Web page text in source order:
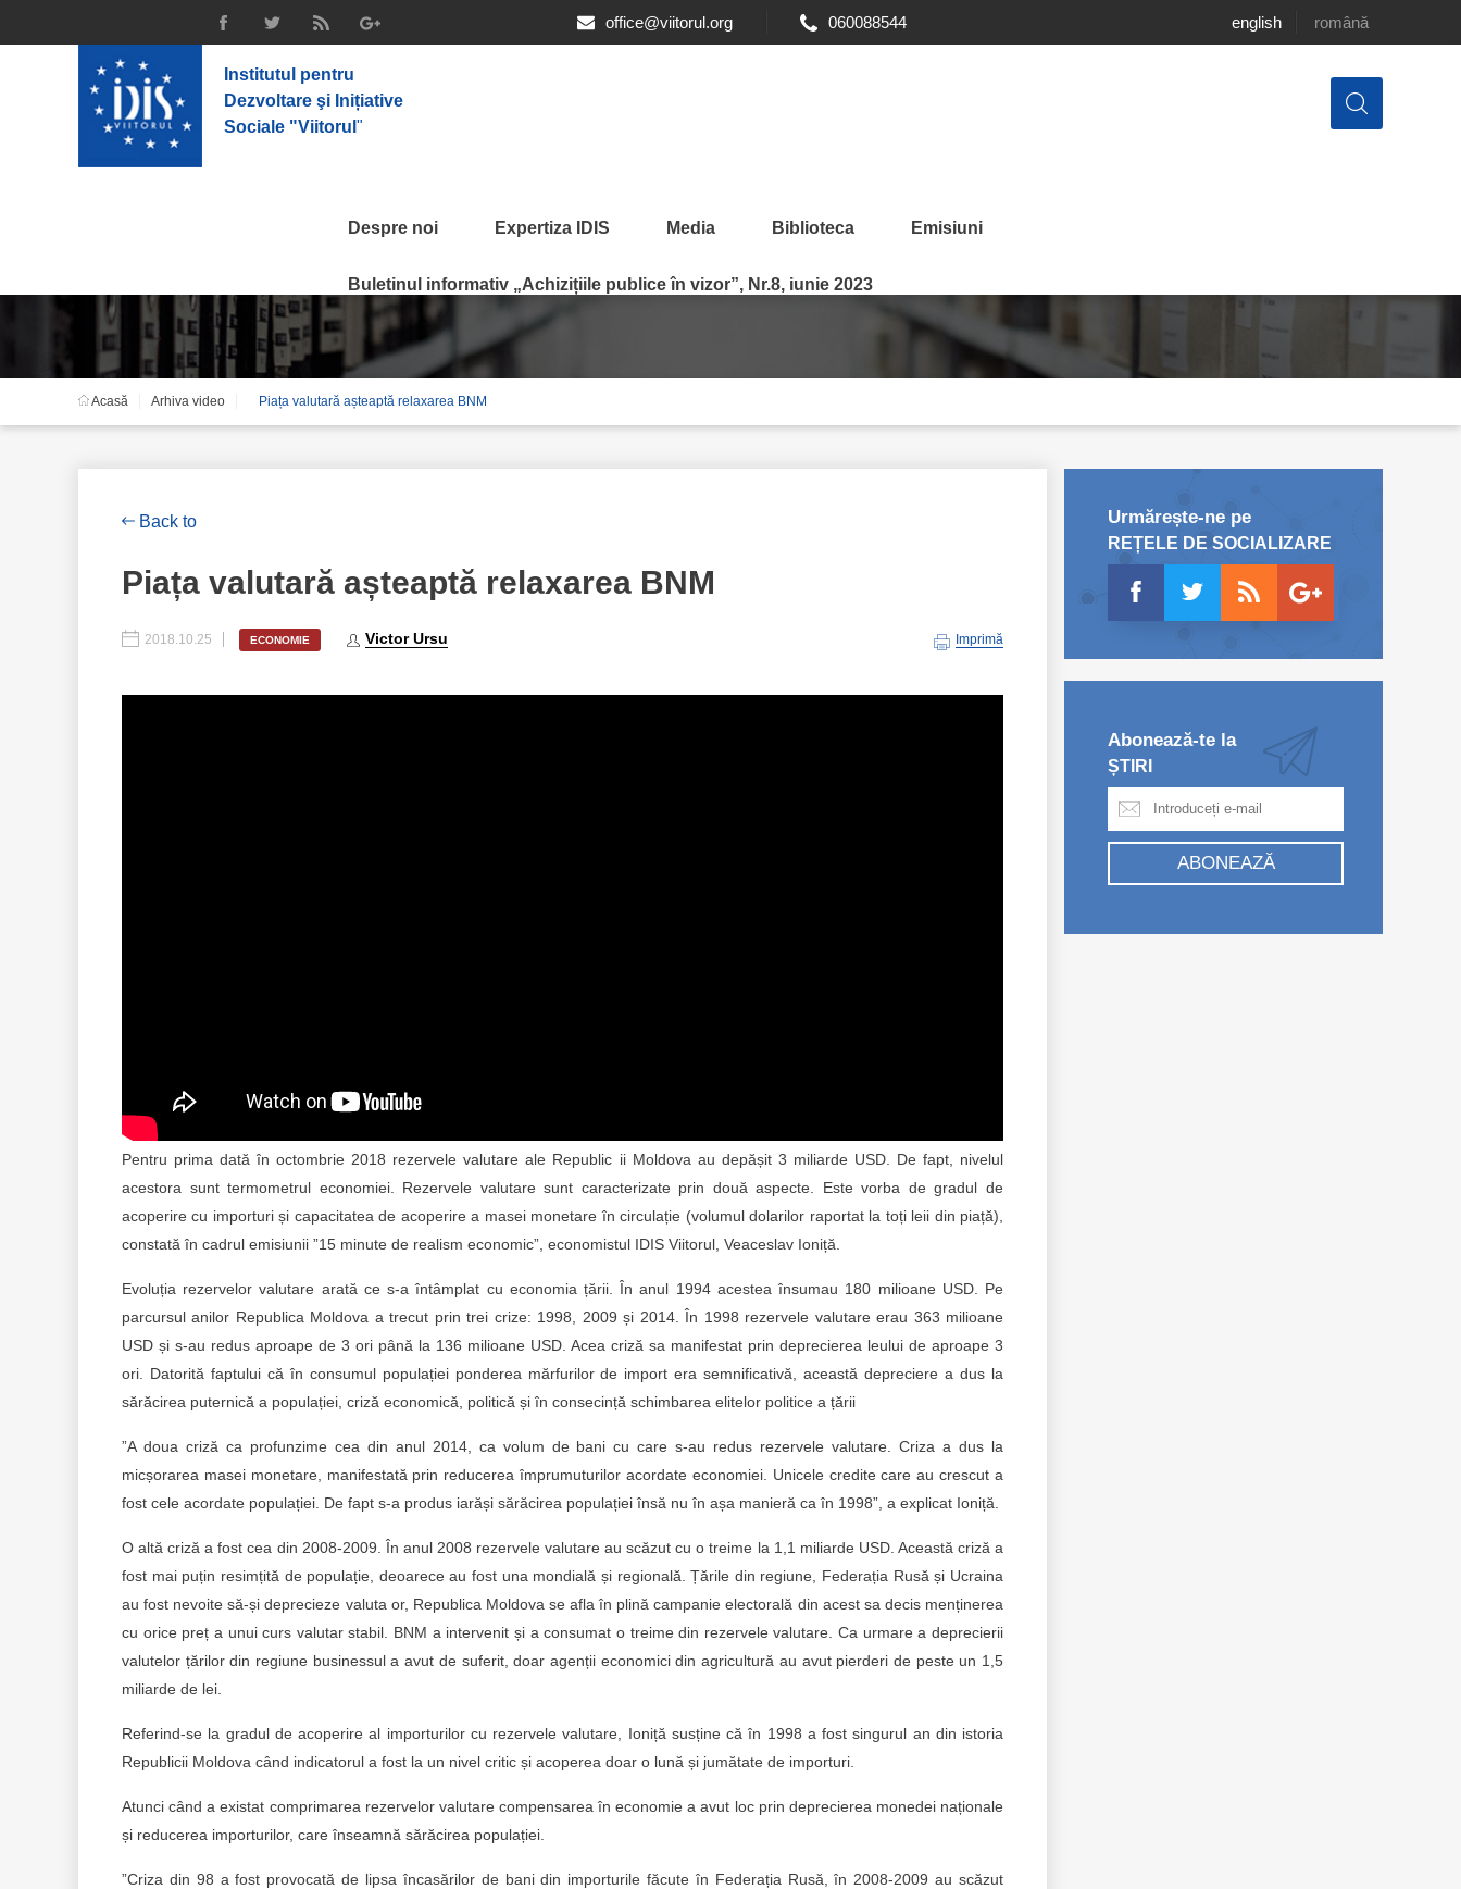
office@viitorul.org 060088544 english română
Institutul pentru
Dezvoltare şi Inițiative
Sociale "Viitorul "
Despre noi Expertiza IDIS Media Biblioteca Emisiuni
Buletinul informativ „Achizițiile publice în vizor”, Nr.8, iunie 2023
Acasă Arhiva video Piața valutară așteaptă relaxarea BNM
Back to
Piața valutară așteaptă relaxarea BNM
2018.10.25 ECONOMIE Victor Ursu Imprimă
Pentru prima dată în octombrie 2018 rezervele valutare ale Republic ii Moldova au depășit 3 miliarde USD. De fapt, nivelul
acestora sunt termometrul economiei. Rezervele valutare sunt caracterizate prin două aspecte. Este vorba de gradul de
acoperire cu importuri și capacitatea de acoperire a masei monetare în circulație (volumul dolarilor raportat la toți leii din piață),
constată în cadrul emisiunii ”15 minute de realism economic”, economistul IDIS Viitorul, Veaceslav Ioniță.
Evoluția rezervelor valutare arată ce s-a întâmplat cu economia țării. În anul 1994 acestea însumau 180 milioane USD. Pe
parcursul anilor Republica Moldova a trecut prin trei crize: 1998, 2009 și 2014. În 1998 rezervele valutare erau 363 milioane
USD și s-au redus aproape de 3 ori până la 136 milioane USD. Acea criză sa manifestat prin deprecierea leului de aproape 3
ori. Datorită faptului că în consumul populației ponderea mărfurilor de import era semnificativă, această depreciere a dus la
sărăcirea puternică a populației, criză economică, politică și în consecință schimbarea elitelor politice a țării
”A doua criză ca profunzime cea din anul 2014, ca volum de bani cu care s-au redus rezervele valutare. Criza a dus la
micșorarea masei monetare, manifestată prin reducerea împrumuturilor acordate economiei. Unicele credite care au crescut a
fost cele acordate populației. De fapt s-a produs iarăși sărăcirea populației însă nu în așa manieră ca în 1998”, a explicat Ioniță.
O altă criză a fost cea din 2008-2009. În anul 2008 rezervele valutare au scăzut cu o treime la 1,1 miliarde USD. Această criză a
fost mai puțin resimțită de populație, deoarece au fost una mondială și regională. Țările din regiune, Federația Rusă și Ucraina
au fost nevoite să-și deprecieze valuta or, Republica Moldova se afla în plină campanie electorală din acest sa decis menținerea
cu orice preț a unui curs valutar stabil. BNM a intervenit și a consumat o treime din rezervele valutare. Ca urmare a deprecierii
valutelor țărilor din regiune businessul a avut de suferit, doar agenții economici din agricultură au avut pierderi de peste un 1,5
miliarde de lei.
Referind-se la gradul de acoperire al importurilor cu rezervele valutare, Ioniță susține că în 1998 a fost singurul an din istoria
Republicii Moldova când indicatorul a fost la un nivel critic și acoperea doar o lună și jumătate de importuri.
Atunci când a existat comprimarea rezervelor valutare compensarea în economie a avut loc prin deprecierea monedei naționale
și reducerea importurilor, care înseamnă sărăcirea populației.
”Criza din 98 a fost provocată de lipsa încasărilor de bani din importurile făcute în Federația Rusă, în 2008-2009 au scăzut
Urmărește-ne pe
REȚELE DE SOCIALIZARE
Abonează-te la
ȘTIRI
ABONEAZĂ